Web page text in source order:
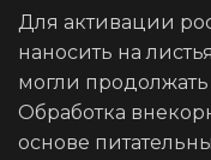
Для активации
наносить на
могли продолжать
Обработка
основе